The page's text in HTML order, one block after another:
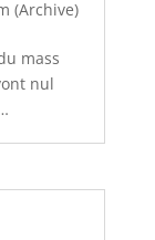
(Archive)
mass
nul